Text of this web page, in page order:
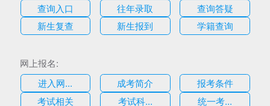
查询入口
往年录取
查询答疑
新生复查
新生报到 学籍查询
网上报名:
进入网...
成考简介
报考条件
考试相关
考试科...
统一考...